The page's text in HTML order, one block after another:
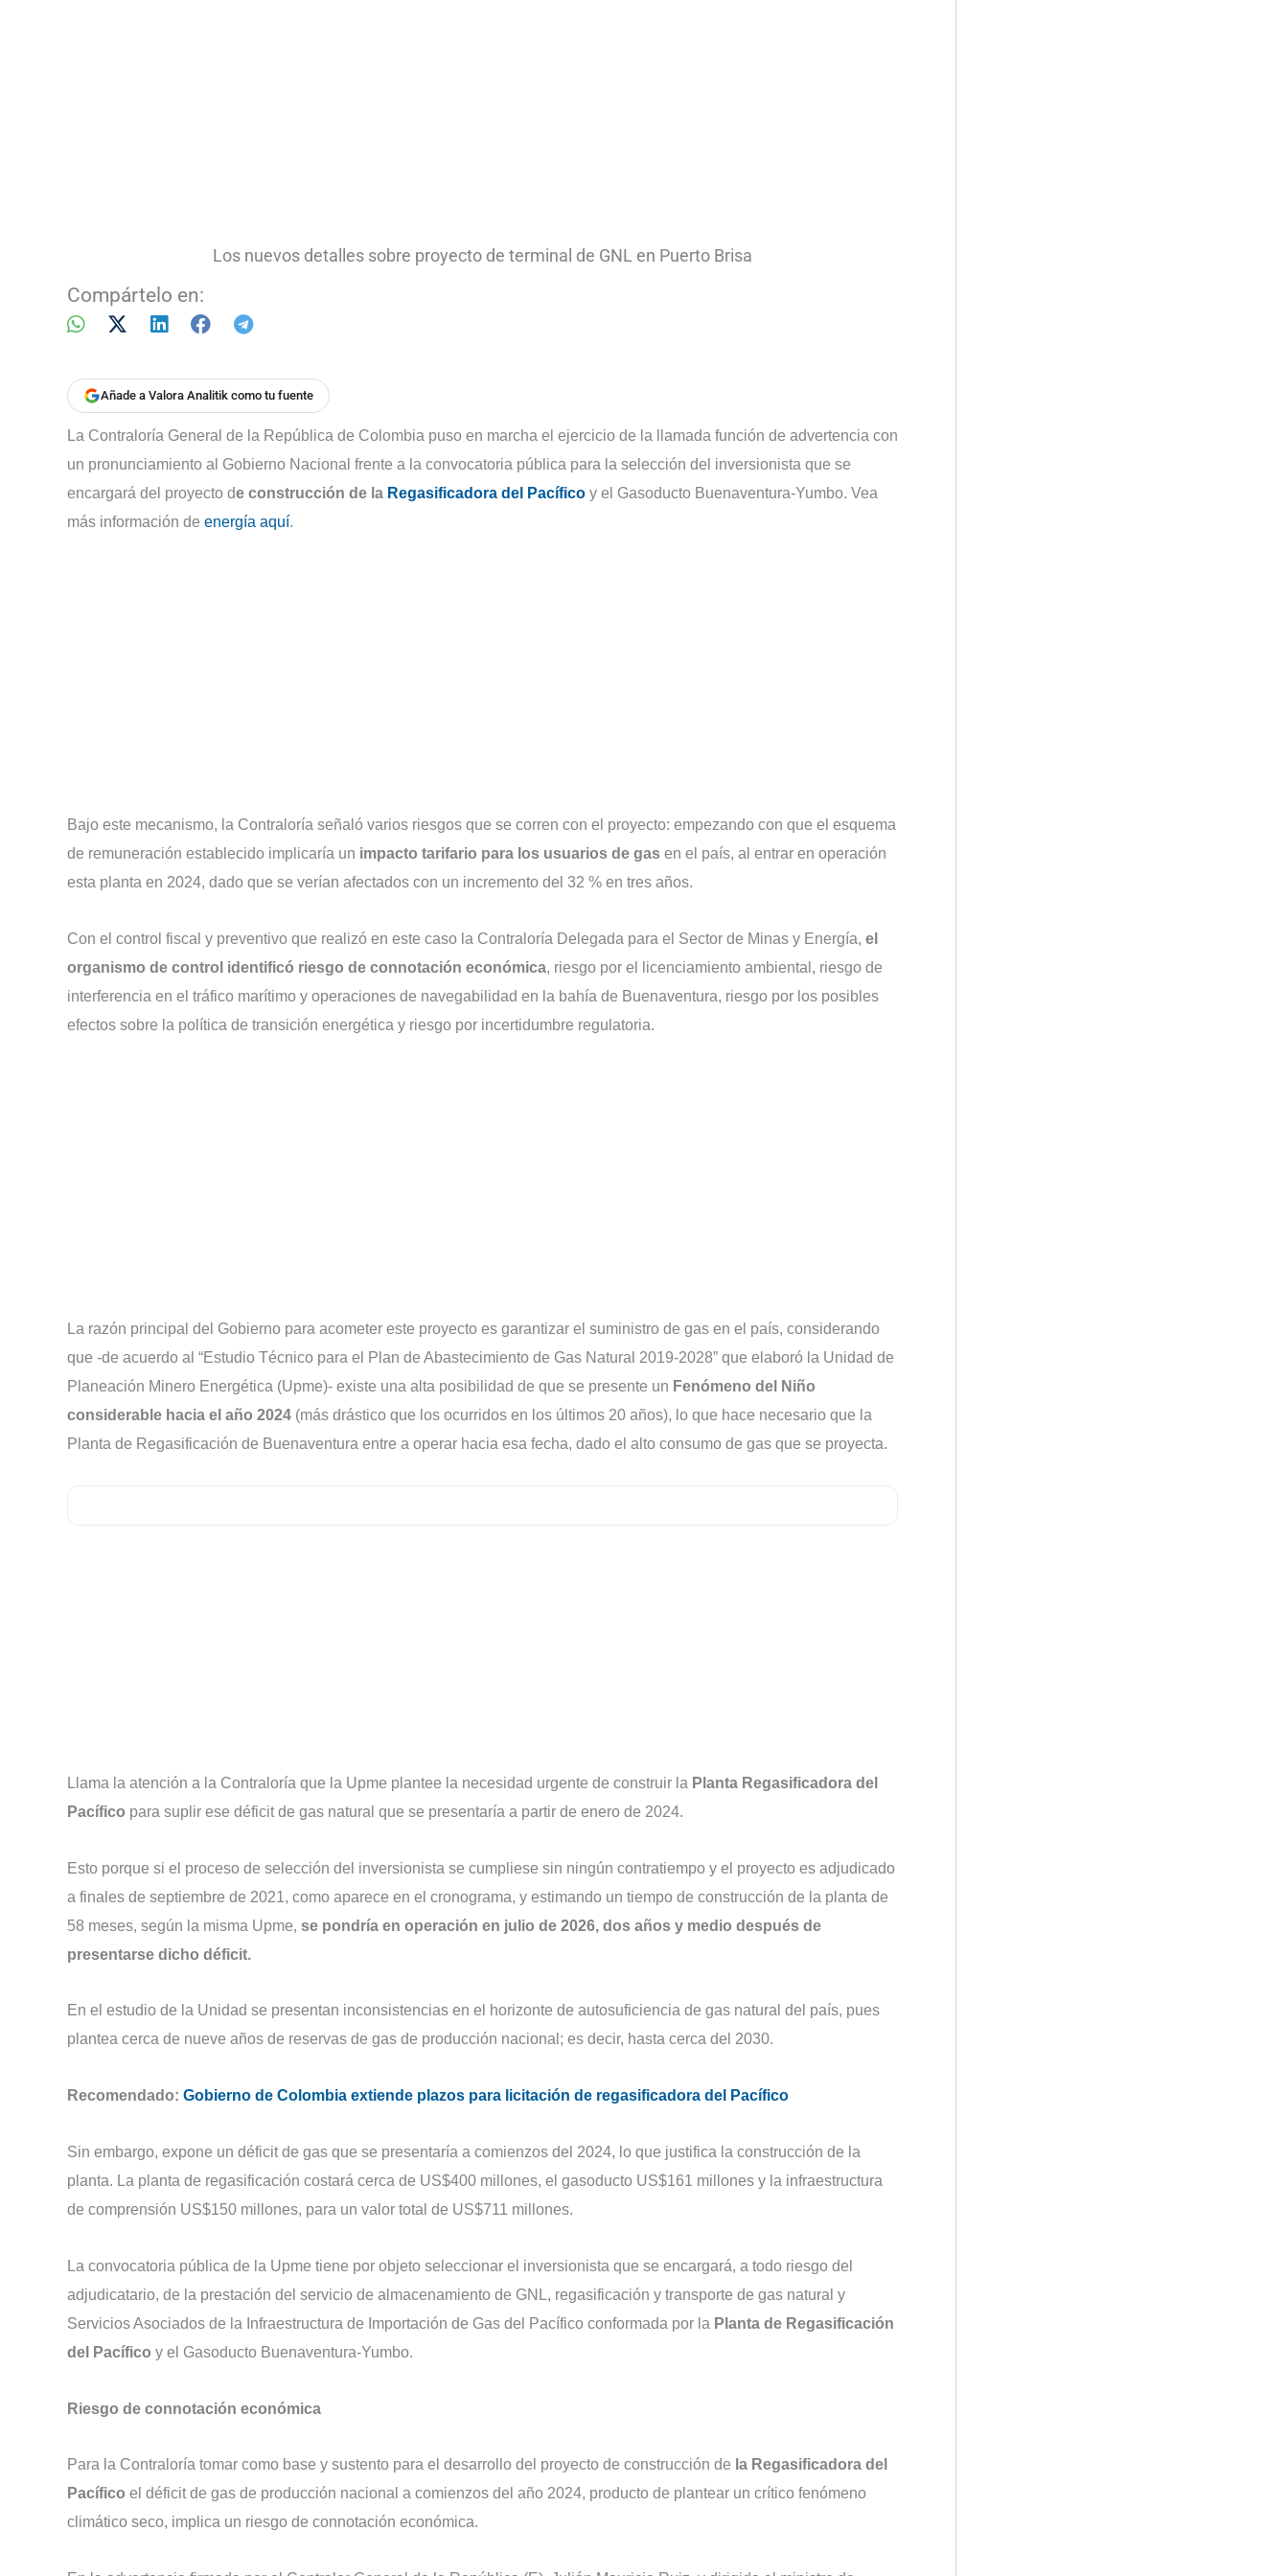
Los nuevos detalles sobre proyecto de terminal de GNL en Puerto Brisa
Compártelo en:
Añade a Valora Analitik como tu fuente
La Contraloría General de la República de Colombia puso en marcha el ejercicio de la llamada función de advertencia con
un pronunciamiento al Gobierno Nacional frente a la convocatoria pública para la selección del inversionista que se
encargará del proyecto de construcción de la Regasificadora del Pacífico y el Gasoducto Buenaventura-Yumbo. Vea
más información de energía aquí.
Bajo este mecanismo, la Contraloría señaló varios riesgos que se corren con el proyecto: empezando con que el esquema
de remuneración establecido implicaría un impacto tarifario para los usuarios de gas en el país, al entrar en operación
esta planta en 2024, dado que se verían afectados con un incremento del 32 % en tres años.
Con el control fiscal y preventivo que realizó en este caso la Contraloría Delegada para el Sector de Minas y Energía, el
organismo de control identificó riesgo de connotación económica, riesgo por el licenciamiento ambiental, riesgo de
interferencia en el tráfico marítimo y operaciones de navegabilidad en la bahía de Buenaventura, riesgo por los posibles
efectos sobre la política de transición energética y riesgo por incertidumbre regulatoria.
La razón principal del Gobierno para acometer este proyecto es garantizar el suministro de gas en el país, considerando
que -de acuerdo al “Estudio Técnico para el Plan de Abastecimiento de Gas Natural 2019-2028” que elaboró la Unidad de
Planeación Minero Energética (Upme)- existe una alta posibilidad de que se presente un Fenómeno del Niño
considerable hacia el año 2024 (más drástico que los ocurridos en los últimos 20 años), lo que hace necesario que la
Planta de Regasificación de Buenaventura entre a operar hacia esa fecha, dado el alto consumo de gas que se proyecta.
Llama la atención a la Contraloría que la Upme plantee la necesidad urgente de construir la Planta Regasificadora del
Pacífico para suplir ese déficit de gas natural que se presentaría a partir de enero de 2024.
Esto porque si el proceso de selección del inversionista se cumpliese sin ningún contratiempo y el proyecto es adjudicado
a finales de septiembre de 2021, como aparece en el cronograma, y estimando un tiempo de construcción de la planta de
58 meses, según la misma Upme, se pondría en operación en julio de 2026, dos años y medio después de
presentarse dicho déficit.
En el estudio de la Unidad se presentan inconsistencias en el horizonte de autosuficiencia de gas natural del país, pues
plantea cerca de nueve años de reservas de gas de producción nacional; es decir, hasta cerca del 2030.
Recomendado: Gobierno de Colombia extiende plazos para licitación de regasificadora del Pacífico
Sin embargo, expone un déficit de gas que se presentaría a comienzos del 2024, lo que justifica la construcción de la
planta. La planta de regasificación costará cerca de US$400 millones, el gasoducto US$161 millones y la infraestructura
de comprensión US$150 millones, para un valor total de US$711 millones.
La convocatoria pública de la Upme tiene por objeto seleccionar el inversionista que se encargará, a todo riesgo del
adjudicatario, de la prestación del servicio de almacenamiento de GNL, regasificación y transporte de gas natural y
Servicios Asociados de la Infraestructura de Importación de Gas del Pacífico conformada por la Planta de Regasificación
del Pacífico y el Gasoducto Buenaventura-Yumbo.
Riesgo de connotación económica
Para la Contraloría tomar como base y sustento para el desarrollo del proyecto de construcción de la Regasificadora del
Pacífico el déficit de gas de producción nacional a comienzos del año 2024, producto de plantear un crítico fenómeno
climático seco, implica un riesgo de connotación económica.